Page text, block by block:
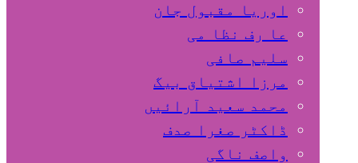
اوریا مقبول جان
عا رف نظا می
سلیم صافی
مرزا اشتیاق بیگ
محمد سعید آرائیں
ڈاکٹر صغرا صدف
واصف ناگی